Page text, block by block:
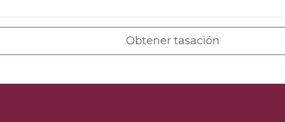
Obtener tasación